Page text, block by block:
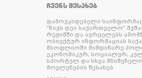
ᲩᲕᲔᲜᲡ ᲨᲔᲡᲐᲮᲔᲑ
დამოუკიდებელი
“ნიუს დეი საქართველო”
რეჟიმში და ავრცელებს
ობიექტურ ინფორმაციას
მსოფლიოში მიმდინარე
ეკონომიკურ, სოციალურ,
სპორტულ და სხვა
მოვლენების შესახებ.